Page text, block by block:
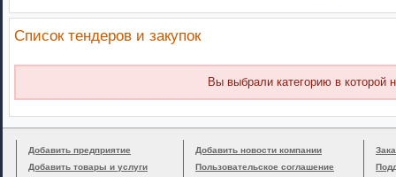
Список тендеров и закупок
Вы выбрали категорию в которой
Добавить предприятие
Добавить товары и услуги
Добавить новости компании
Пользовательское соглашение